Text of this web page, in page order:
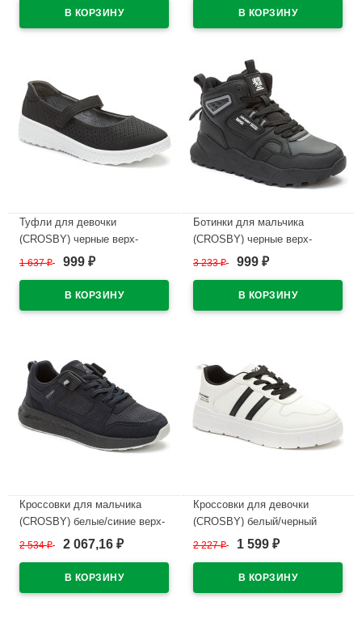
248052/04-02
размерный ряд 33-38
арт.248002/06-03
Туфли для девочки
(CROSBY) черные верх-
искусственный нубук
размерный ряд 34-
38арт.248002/03-04
1 637₽ 999 ₽
Ботинки для мальчика
(CROSBY) черные верх-
искусственная кожа
248298/02-01
3 233₽ 999 ₽
Кроссовки для мальчика
(CROSBY) белые/синие верх-
искусственная кожа+сетка
38-41 арт.248045/03-02
2 534₽ 2 067,16 ₽
Кроссовки для девочки
(CROSBY) белый/черный
верх-искусственная кожа/
арт.248039/04-01
2 227₽ 1 599 ₽